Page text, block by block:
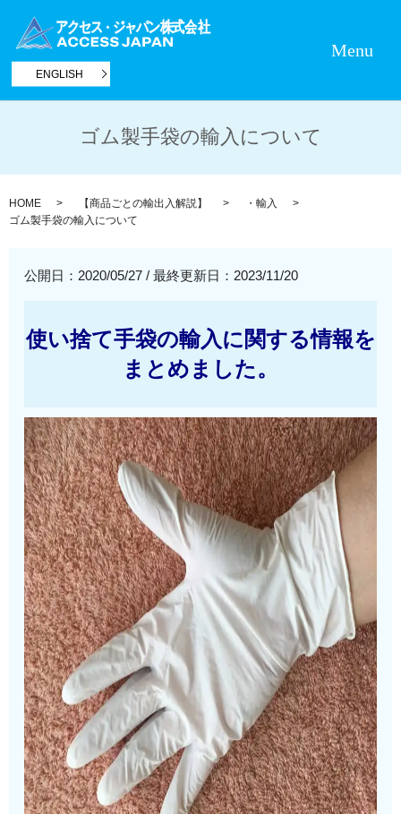
ENGLISH
Menu
ゴム製手袋の輸入について
HOME 【商品ごとの輸出入解説】
・輸入
ゴム製手袋の輸入について
公開日：2020/05/27 /最終更新日：2023/11/20
使い捨て手袋の輸入に関する情報を
まとめました。